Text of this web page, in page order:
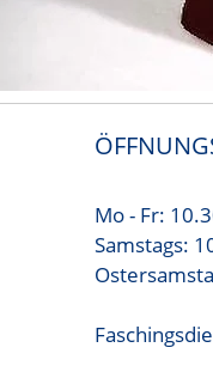
Mo - Fr:
Samstags: